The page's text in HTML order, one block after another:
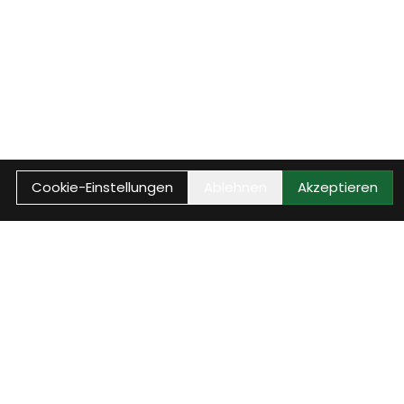
Cookie-Einstellungen Akzeptieren